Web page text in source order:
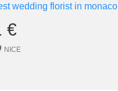
wedding florist in monaco
€
NICE